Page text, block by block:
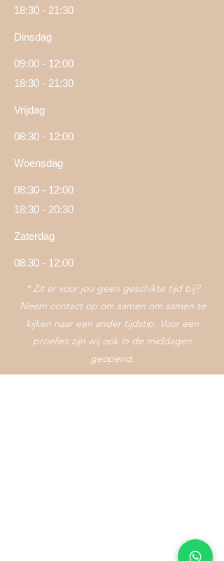
18:30 - 21:30
Dinsdag
09:00 - 12:00
18:30 - 21:30
Vrijdag
08:30 - 12:00
Woensdag
08:30 - 12:00
18:30 - 20:30
Zaterdag
08:30 - 12:00
* Zit er voor jou geen geschikte tijd bij?
Neem contact op om samen om samen te
kijken naar een ander tijdstip. Voor een
proefles zijn wij ook in de middagen
geopend.